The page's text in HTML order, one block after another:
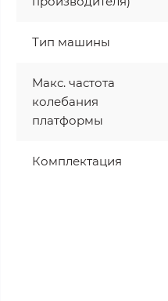
Тип машины
Макс. частота
колебания
платформы
Комплектация